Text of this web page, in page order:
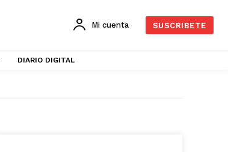
Mi cuenta SUSCRIBETE
DIARIO DIGITAL